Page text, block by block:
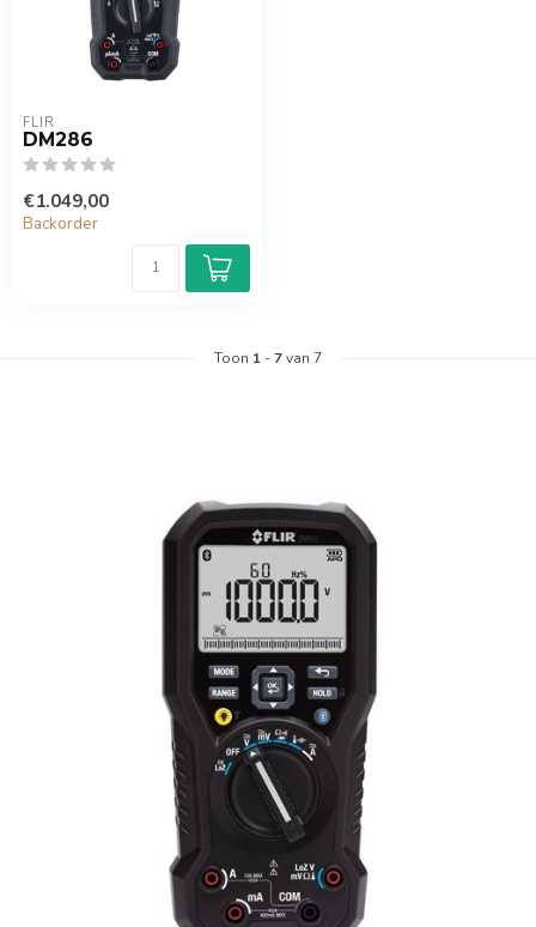
FLIR
DM286
€1.049,00
Backorder
Toon 1 -7van 7